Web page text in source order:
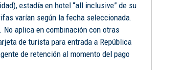
estadía en hotel “all inclusive” de su
varían según la fecha seleccionada.
aplica en combinación con otras
de turista para entrada a República
de retención al momento del pago